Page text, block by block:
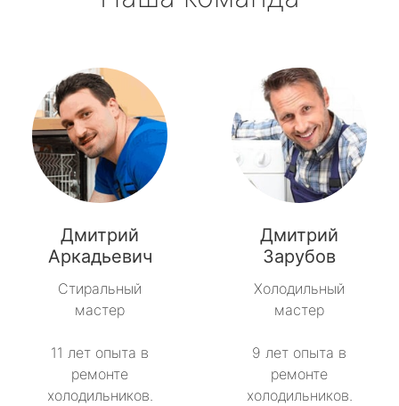
Дмитрий
Аркадьевич
Стиральный
мастер
11 лет опыта в
ремонте
холодильников.
Дмитрий
Зарубов
Холодильный
мастер
9 лет опыта в
ремонте
холодильников.